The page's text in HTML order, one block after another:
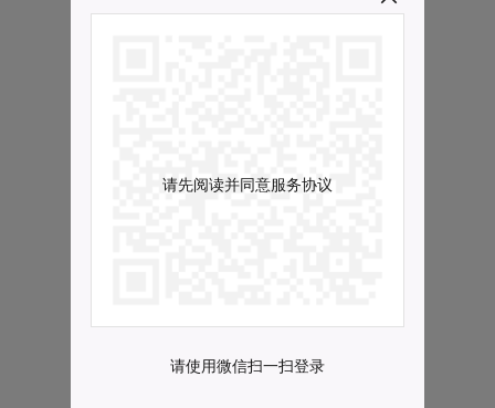
请先阅读并同意服务协议
请使用微信扫一扫登录